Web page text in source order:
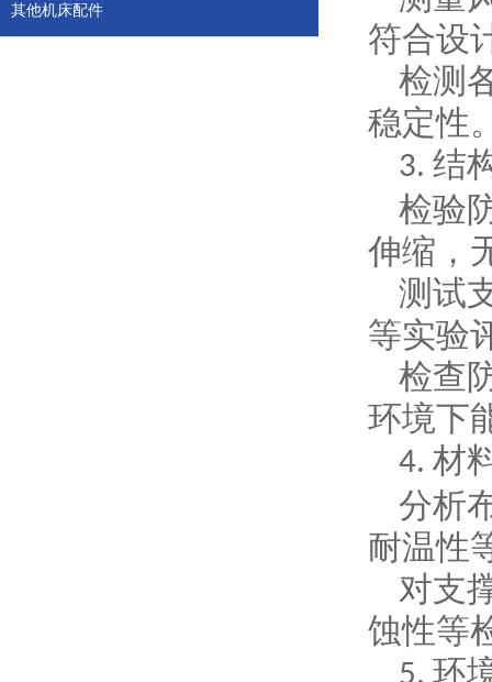
其他机床配件
符合设
检测
稳定性
3. 结
检验
伸缩，
测试
等实验
检查
环境下
4. 材
分析
耐温性
对支
蚀性等
环